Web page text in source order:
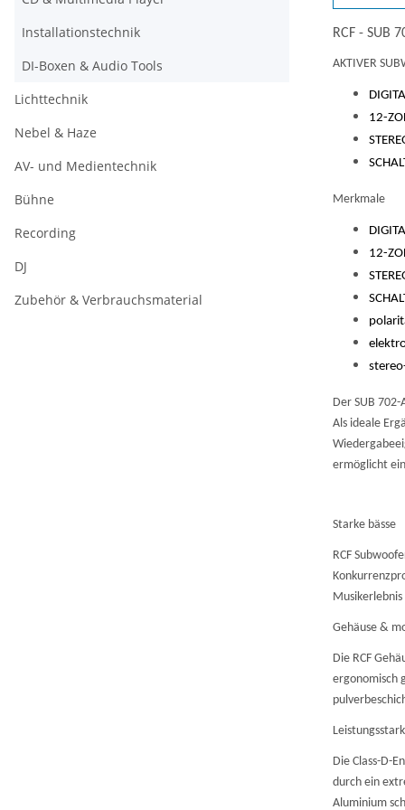
RCF - SUB
AKTIVER
12-
Merkmale
12-
Der SUB 702-
Als ideale
ermöglicht
Starke bässe
RCF
Gehäuse &
Die RCF
ergonomisch
Die Class-D-
durch ein
Aluminium
Installationstechnik
DI-Boxen & Audio Tools
Lichttechnik
Nebel & Haze
AV- und Medientechnik
Bühne
Recording
DJ
Zubehör & Verbrauchsmaterial